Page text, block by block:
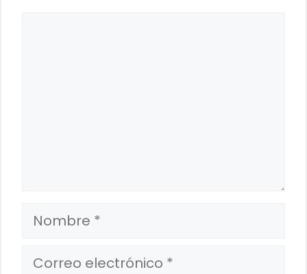
Nombre
Correo